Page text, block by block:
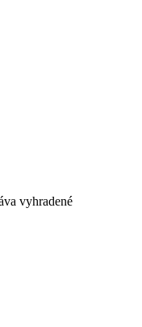
vyhradené